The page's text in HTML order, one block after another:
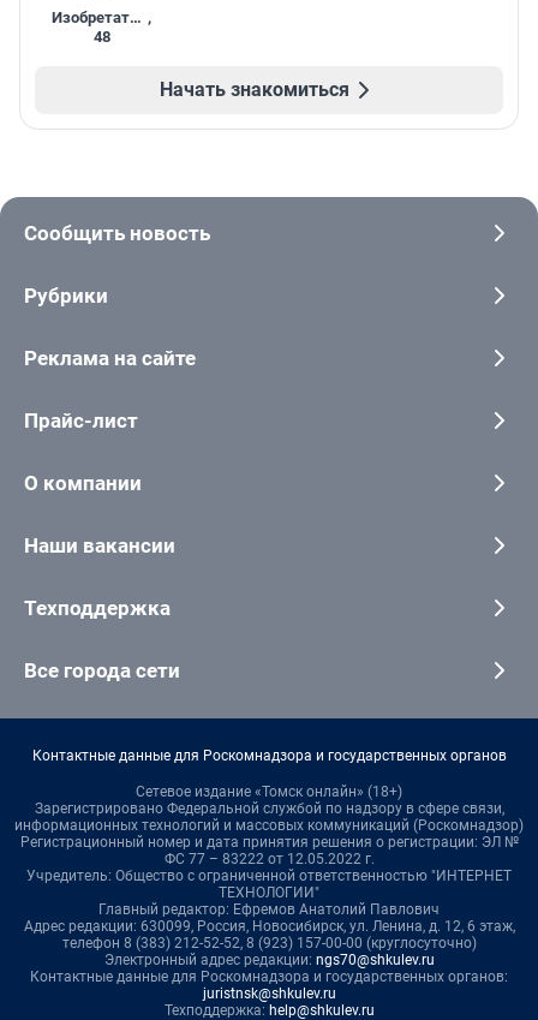
Изобретатель ,
48
Начать знакомиться
Сообщить новость
Рубрики
Реклама на сайте
Прайс-лист
О компании
Наши вакансии
Техподдержка
Все города сети
Контактные данные для Роскомнадзора и государственных органов
Сетевое издание «Томск онлайн» (18+)
Зарегистрировано Федеральной службой по надзору в сфере связи,
информационных технологий и массовых коммуникаций (Роскомнадзор)
Регистрационный номер и дата принятия решения о регистрации: ЭЛ №
ФС 77 – 83222 от 12.05.2022 г.
Учредитель: Общество с ограниченной ответственностью "ИНТЕРНЕТ
ТЕХНОЛОГИИ"
Главный редактор: Ефремов Анатолий Павлович
Адрес редакции: 630099, Россия, Новосибирск, ул. Ленина, д. 12, 6 этаж,
телефон 8 (383) 212-52-52, 8 (923) 157-00-00 (круглосуточно)
Электронный адрес редакции: ngs70@shkulev.ru
Контактные данные для Роскомнадзора и государственных органов:
juristnsk@shkulev.ru
Техподдержка: help@shkulev.ru